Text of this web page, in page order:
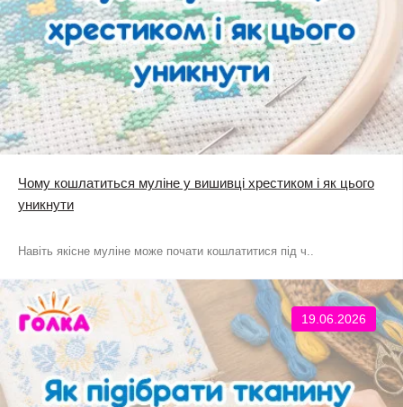
Чому кошлатиться муліне у вишивці хрестиком і як цього
уникнути
Навіть якісне муліне може почати кошлатитися під ч..
19.06.2026